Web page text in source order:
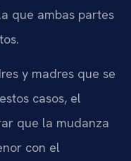
que ambas partes
y madres que se
casos, el
que la mudanza
con el